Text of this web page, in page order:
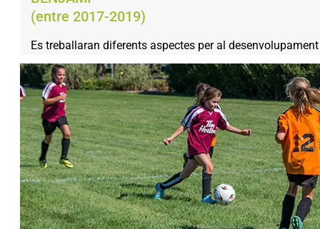
(entre 2017-2019)
Es treballaran diferents aspectes per al